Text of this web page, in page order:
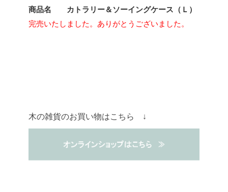
商品名 カトラリー＆ソーイングケース（Ｌ）
完売いたしました。ありがとうございました。
木の雑貨のお買い物はこちら ↓